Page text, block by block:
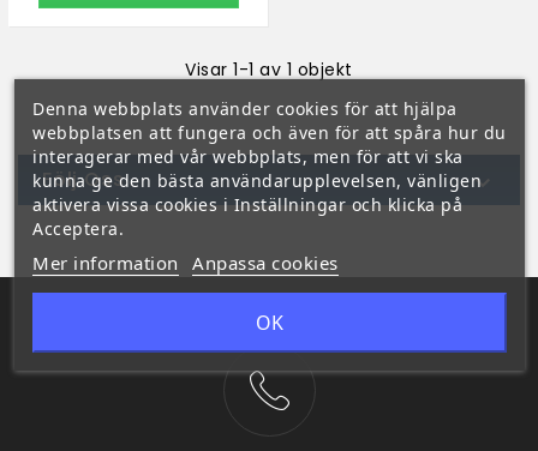
Visar 1-1 av 1 objekt
Följ Oss 
Denna webbplats använder cookies för att hjälpa
webbplatsen att fungera och även för att spåra hur du
interagerar med vår webbplats, men för att vi ska
kunna ge den bästa användarupplevelsen, vänligen
aktivera vissa cookies i Inställningar och klicka på
Acceptera.
Mer information Anpassa cookies
OK